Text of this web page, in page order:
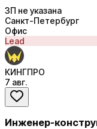
ЗП не указана
Санкт-Петербург
Офис
Lead
КИНГПРО
7 авг.
Инженер-